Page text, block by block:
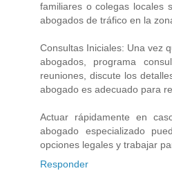
familiares o colegas locales
abogados de tráfico en la
Consultas Iniciales: Una vez
abogados, programa
reuniones, discute los
abogado es adecuado para
Actuar rápidamente en
abogado especializado
opciones legales y trabajar
Responder